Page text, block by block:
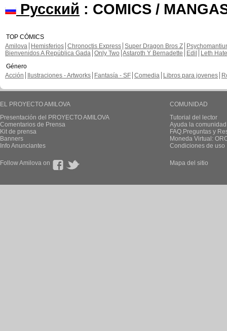
Русский : COMICS /
TOP CÓMICS
Amilova
Hemisferios Chronoctis Express Super Dragon Bros Z
Bienvenidos A República Gada Only Two Astaroth Y Bernadette Edil
Leth Hate
Género
Acción
Ilustraciones - Artworks Fantasía - SF Comedia Libros para jovenes
EL PROYECTO AMILOVA
Presentación del PROYECTO AMILOVA
Comentarios de Prensa
Kit de prensa
Banners
Info Anunciantes
COMUNIDAD
Tutorial del lector
Ayuda la
FAQ.Preguntas y
Moneda Virtual:
Condiciones de uso
Follow Amilova on Mapa del sitio